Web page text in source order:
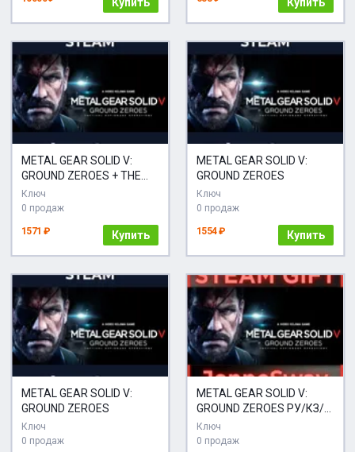
METAL GEAR SOLID V:
GROUND ZEROES + THE
PHANTOM PAIN
Ключ
0 продаж
1571 ₽ Купить
METAL GEAR SOLID V:
GROUND ZEROES
Ключ
0 продаж
1554 ₽ Купить
METAL GEAR SOLID V:
GROUND ZEROES
Ключ
0 продаж
METAL GEAR SOLID V:
GROUND ZEROES РУ/КЗ/
УК/РБ/ТР/АР/КНР/
ИНДИЯ
Ключ
0 продаж